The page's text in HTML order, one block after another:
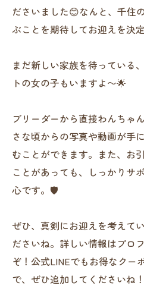
ださいました😊なんと、千住
ぶことを期待してお迎えを決
まだ新しい家族を待っている
トの女の子もいますよ〜🌟
ブリーダーから直接わんちゃ
さな頃からの写真や動画が手
むことができます。また、お
ことがあっても、しっかりサ
心です。🛡️
ぜひ、真剣にお迎えを考えて
ださいね。詳しい情報はプロ
ぞ！公式LINEでもお得なクー
で、ぜひ追加してくださいね